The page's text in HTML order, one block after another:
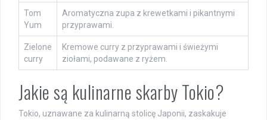
Tom
Yum
Aromatyczna zupa z krewetkami i pikantnymi
przyprawami.
Zielone
curry
Kremowe curry z przyprawami i świeżymi
ziołami, podawane z ryżem.
Jakie są kulinarne skarby Tokio?
Tokio, uznawane za kulinarną stolicę Japonii, zaskakuje